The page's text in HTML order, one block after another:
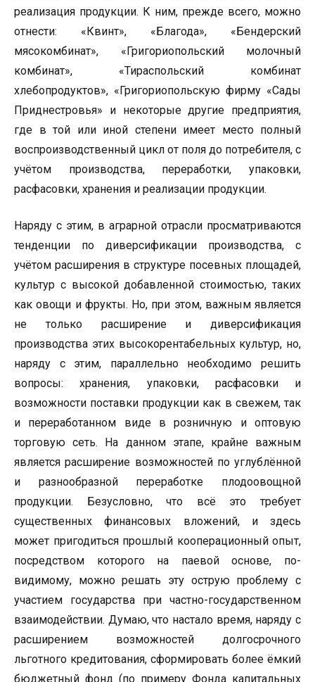
реализация продукции. К ним, прежде всего, можно
отнести: «Квинт», «Благода», «Бендерский
мясокомбинат», «Григориопольский молочный
комбинат», «Тираспольский комбинат
хлебопродуктов», «Григориопольскую фирму «Сады
Приднестровья» и некоторые другие предприятия,
где в той или иной степени имеет место полный
воспроизводственный цикл от поля до потребителя, с
учётом производства, переработки, упаковки,
расфасовки, хранения и реализации продукции.
Наряду с этим, в аграрной отрасли просматриваются
тенденции по диверсификации производства, с
учётом расширения в структуре посевных площадей,
культур с высокой добавленной стоимостью, таких
как овощи и фрукты. Но, при этом, важным является
не только расширение и диверсификация
производства этих высокорентабельных культур, но,
наряду с этим, параллельно необходимо решить
вопросы: хранения, упаковки, расфасовки и
возможности поставки продукции как в свежем, так
и переработанном виде в розничную и оптовую
торговую сеть. На данном этапе, крайне важным
является расширение возможностей по углублённой
и разнообразной переработке плодоовощной
продукции. Безусловно, что всё это требует
существенных финансовых вложений, и здесь
может пригодиться прошлый кооперационный опыт,
посредством которого на паевой основе, по-
видимому, можно решать эту острую проблему с
участием государства при частно-государственном
взаимодействии. Думаю, что настало время, наряду с
расширением возможностей долгосрочного
льготного кредитования, сформировать более ёмкий
бюджетный фонд (по примеру Фонда капитальных